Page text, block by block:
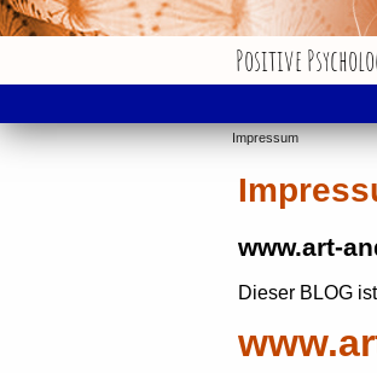
Positive
Impressum
www.art-
Dieser BLOG